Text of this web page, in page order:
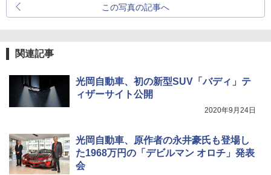
この写真の記事へ
関連記事
光岡自動車、初の新型SUV「バディ」テ
ィザーサイト公開
2020年9月24日
光岡自動車、原作者の永井豪氏も登場し
た1968万円の「デビルマン オロチ」発表
会